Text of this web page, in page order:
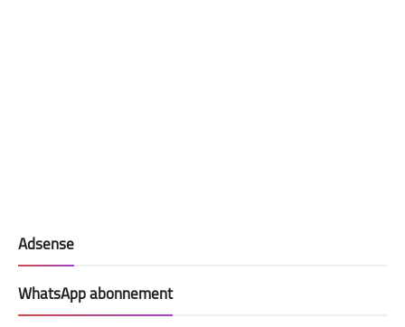
Adsense
WhatsApp abonnement